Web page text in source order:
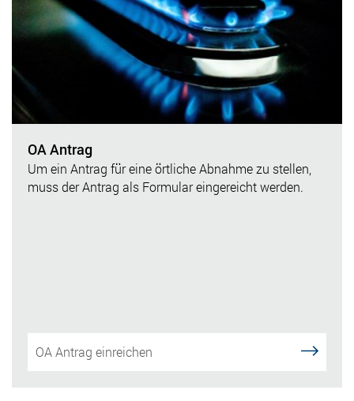
OA Antrag
Um ein Antrag für eine örtliche Abnahme zu stellen,
muss der Antrag als Formular eingereicht werden.
OA Antrag einreichen